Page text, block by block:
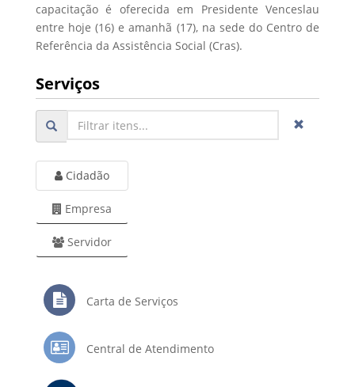
capacitação é oferecida em Presidente Venceslau
entre hoje (16) e amanhã (17), na sede do Centro de
Referência da Assistência Social (Cras).
Serviços
Cidadão
Empresa
Servidor
Carta de Serviços
Central de Atendimento